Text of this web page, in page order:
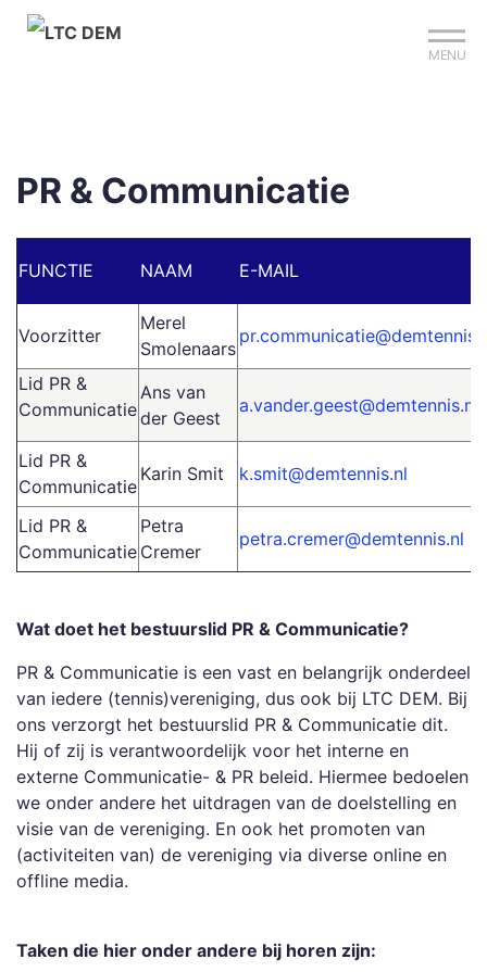
MENU
PR & Communicatie
FUNCTIE NAAM E-MAIL
Voorzitter
Merel
Smolenaars
Lid PR &
Communicatie
Ans van
der Geest
a.vander.geest@demtennis.nl
Lid PR &
Communicatie
Karin Smit k.smit@demtennis.nl
Lid PR &
Communicatie
Petra
Cremer
petra.cremer@demtennis.nl
Wat doet het bestuurslid PR & Communicatie?
PR & Communicatie is een vast en belangrijk onderdeel
van iedere (tennis)vereniging, dus ook bij LTC DEM. Bij
ons verzorgt het bestuurslid PR & Communicatie dit.
Hij of zij is verantwoordelijk voor het interne en
externe Communicatie- & PR beleid. Hiermee bedoelen
we onder andere het uitdragen van de doelstelling en
visie van de vereniging. En ook het promoten van
(activiteiten van) de vereniging via diverse online en
offline media.
Taken die hier onder andere bij horen zijn: